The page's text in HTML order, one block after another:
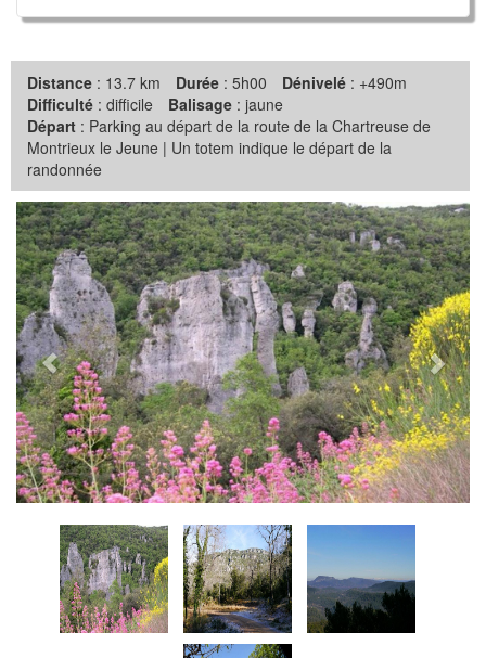
Distance : 13.7 km Durée : 5h00 Dénivelé : +490m
Difficulté : difficile Balisage : jaune
Départ : Parking au départ de la route de la Chartreuse de
Montrieux le Jeune | Un totem indique le départ de la
randonnée
Précédent